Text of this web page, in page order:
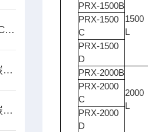
【常州诺基】PRX-1200C-CO2二氧化碳智能人工气候箱
PRX-500C-CO2二氧化碳智能人工气候箱厂家优惠
PRX-180C-CO2二氧化碳智能人工气候箱*
1500
L
PRX-1500B
PRX-1500
C
PRX-1500
D
PRX-2000B
2000
L
PRX-2000
C
PRX-2000
D